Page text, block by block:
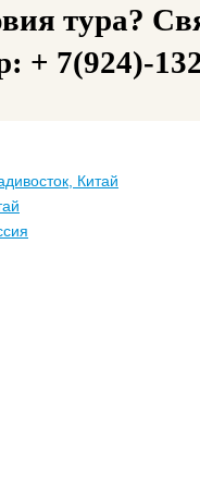
тура?
+ 7(924)-
Китай